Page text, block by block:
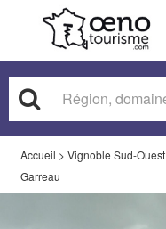
Accueil > Vignoble Sud-Ouest
Garreau